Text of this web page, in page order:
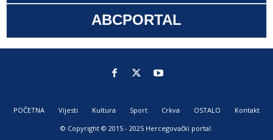
ABCPORTAL
POČETNA Vijesti Kultura Sport Crkva OSTALO
Kontakt
© Copyright © 2015 - 2025 Hercegovački portal.